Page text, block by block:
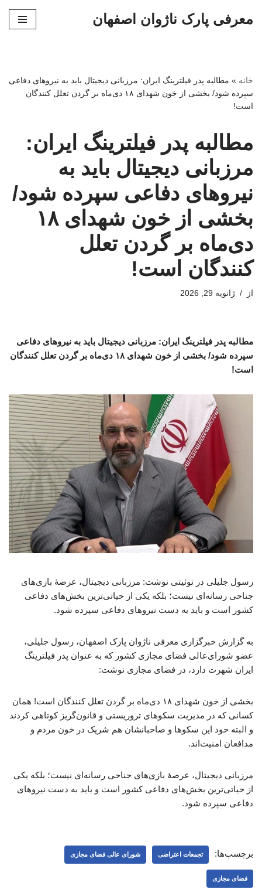
معرفی پارک ناژوان اصفهان
خانه » مطالبه پدر فیلترینگ ایران: مرزبانی دیجیتال باید به نیروهای دفاعی
سپرده شود/ بخشی از خون شهدای ۱۸ دی‌ماه بر گردن تعلل کنندگان
است!
مطالبه پدر فیلترینگ ایران:
مرزبانی دیجیتال باید به
نیروهای دفاعی سپرده شود/
بخشی از خون شهدای ۱۸
دی‌ماه بر گردن تعلل
کنندگان است!
از ژانویه 29, 2026
مطالبه پدر فیلترینگ ایران: مرزبانی دیجیتال باید به نیروهای دفاعی
سپرده شود/ بخشی از خون شهدای ۱۸ دی‌ماه بر گردن تعلل کنندگان
است!
رسول جلیلی در توئیتی نوشت: مرزبانی دیجیتال، عرصهٔ بازی‌های
جناحی رسانه‌ای نیست؛ بلکه یکی از حیاتی‌ترین بخش‌های دفاعی
کشور است و باید به دست نیروهای دفاعی سپرده شود.
به گزارش خبرگزاری معرفی ناژوان پارک اصفهان، رسول جلیلی،
عضو شورای‌عالی فضای مجازی کشور که به عنوان پدر فیلترینگ
ایران شهرت دارد، در فضای مجازی نوشت:
بخشی از خون شهدای ۱۸ دی‌ماه بر گردن تعلل کنندگان است! همان
کسانی که در مدیریت سکوهای تروریستی و قانون‌گریز کوتاهی کردند
و البته خود این سکوها و صاحبانشان هم شریک در خون مردم و
مدافعان امنیت‌اند.
مرزبانی دیجیتال، عرصهٔ بازی‌های جناحی رسانه‌ای نیست؛ بلکه یکی
از حیاتی‌ترین بخش‌های دفاعی کشور است و باید به دست نیروهای
دفاعی سپرده شود.
برچسب‌ها: تجمعات اعتراضی شورای عالی فضای مجازی
فضای مجازی